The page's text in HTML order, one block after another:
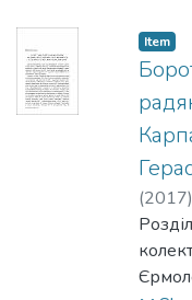
Item
(2017)